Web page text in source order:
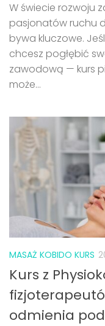
W świecie rozwoju
pasjonatów ruchu
bywa kluczowe.
chcesz pogłębić
zawodową — kurs
może...
MASAŻ KOBIDO KURS
Kurs z
odmienia